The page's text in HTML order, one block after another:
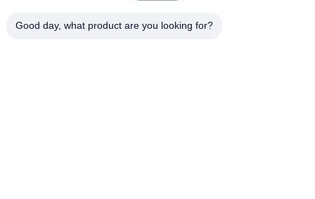
Good day, what product are you looking for?